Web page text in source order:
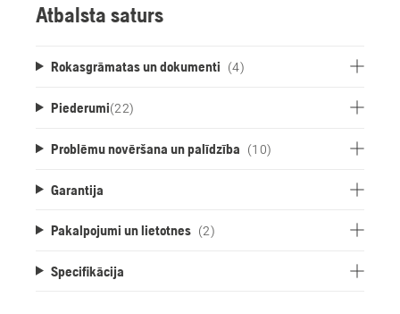
Atbalsta saturs
Rokasgrāmatas un dokumenti (4)
Piederumi(22)
Problēmu novēršana un palīdzība (10)
Garantija
Pakalpojumi un lietotnes (2)
Specifikācija